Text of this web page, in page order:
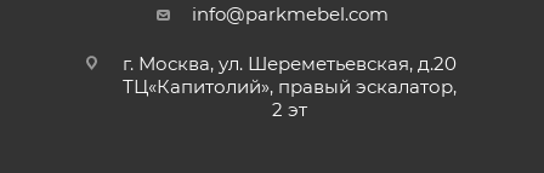
info@parkmebel.com
г. Москва, ул. Шереметьевская, д.20
ТЦ«Капитолий», правый эскалатор,
2 эт